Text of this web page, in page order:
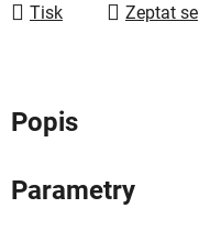
Tisk Zeptat se
Popis
Parametry